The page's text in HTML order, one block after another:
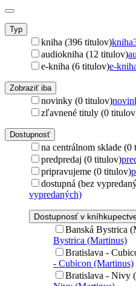
Typ
kniha (396 titulov)kniha
audiokniha (12 titulov)
e-kniha (6 titulov)e-
Zobraziť iba
novinky (0 titulov)
zľavnené tituly (0
Dostupnosť
na centrálnom sklade (0
predpredaj (0 titulov)
pripravujeme (0 titulov)
dostupná (bez
vypredaných)
Dostupnosť v
Banská Bystrica
Bystrica (Martinus)
Bratislava -
- Cubicon (Martinus)
Bratislava - Nivy